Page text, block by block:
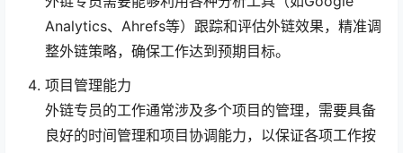
Analytics、Ahrefs等）跟踪和评估外链效果，精准调
整外链策略，确保工作达到预期目标。
项目管理能力
外链专员的工作通常涉及多个项目的管理，需要具备
良好的时间管理和项目协调能力，以保证各项工作按